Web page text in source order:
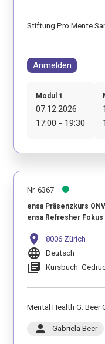
Stiftung Pro Mente
Anmelden
Modul 1
07.12.2026
17:00 - 19:30
Nr. 6367
ensa Präsenzkurs
ensa Refresher Fokus
location_on 8006 Zürich
language Deutsch
library_books Kursbuch:
Mental Health G. Beer
person Gabriela Beer